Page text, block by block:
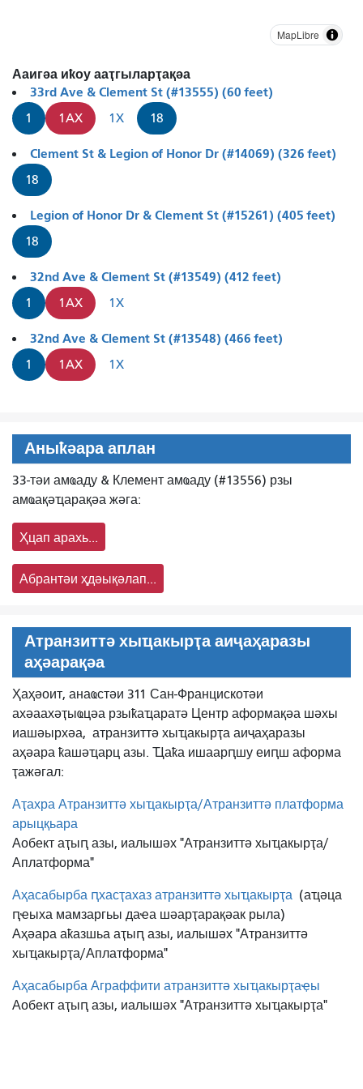
MapLibre
Ааигәа иҟоу ааҭгыларҭақәа
33rd Ave & Clement St (#13555) (60 feet)
1 1AX 1X 18
Clement St & Legion of Honor Dr (#14069) (326 feet)
18
Legion of Honor Dr & Clement St (#15261) (405 feet)
18
32nd Ave & Clement St (#13549) (412 feet)
1 1AX 1X
32nd Ave & Clement St (#13548) (466 feet)
1 1AX 1X
Аныҟәара аплан
33-тәи амҩаду & Клемент амҩаду (#13556) рзы
амҩақәҵарақәа жәга:
Ҳцап арахь...
Абрантәи ҳдәықәлап...
Атранзиттә хыҵакырҭа аиҷаҳаразы
аҳәарақәа
Ҳаҳәоит, анаҩстәи 311 Сан-Францискотәи
ахәаахәҭыҩцәа рзыҟаҵаратә Центр аформақәа шәхы
иашәырхәа, атранзиттә хыҵакырҭа аиҷаҳаразы
аҳәара ҟашәҵарц азы. Ҵаҟа ишаарԥшу еиԥш аформа
ҭажәгал:
Аҭахра Атранзиттә хыҵакырҭа/Атранзиттә платформа
арыцқьара
Аобект аҭыԥ азы, иалышәх "Атранзиттә хыҵакырҭа/
Аплатформа"
Аҳасабырба ԥхасҭахаз атранзиттә хыҵакырҭа (аҵәца
ԥҽыха мамзаргьы даҽа шәарҭарақәак рыла)
Аҳәара аҟазшьа аҭыԥ азы, иалышәх "Атранзиттә
хыҵакырҭа/Аплатформа"
Аҳасабырба Аграффити атранзиттә хыҵакырҭаҿы
Аобект аҭыԥ азы, иалышәх "Атранзиттә хыҵакырҭа"